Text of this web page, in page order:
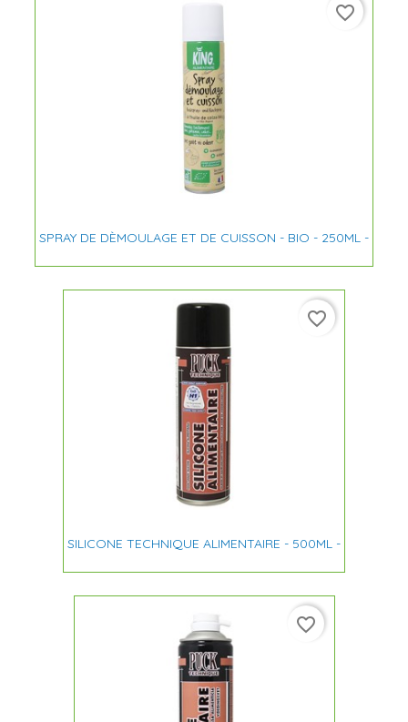
SPRAY DE DÈMOULAGE ET DE CUISSON - BIO - 250ML -
favorite_border
SILICONE TECHNIQUE ALIMENTAIRE - 500ML -
favorite_border
favorite_border